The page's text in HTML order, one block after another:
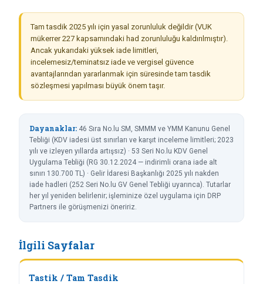
Tam tasdik 2025 yılı için yasal zorunluluk değildir (VUK
mükerrer 227 kapsamındaki had zorunluluğu kaldırılmıştır).
Ancak yukarıdaki yüksek iade limitleri,
incelemesiz/teminatsız iade ve vergisel güvence
avantajlarından yararlanmak için süresinde tam tasdik
sözleşmesi yapılması büyük önem taşır.
Dayanaklar: 46 Sıra No.lu SM, SMMM ve YMM Kanunu Genel
Tebliği (KDV iadesi üst sınırları ve karşıt inceleme limitleri; 2023
yılı ve izleyen yıllarda artışsız) · 53 Seri No.lu KDV Genel
Uygulama Tebliği (RG 30.12.2024 — indirimli orana iade alt
sınırı 130.700 TL) · Gelir İdaresi Başkanlığı 2025 yılı nakden
iade hadleri (252 Seri No.lu GV Genel Tebliği uyarınca). Tutarlar
her yıl yeniden belirlenir; işleminize özel uygulama için DRP
Partners ile görüşmenizi öneririz.
İlgili Sayfalar
Tastik / Tam Tasdik